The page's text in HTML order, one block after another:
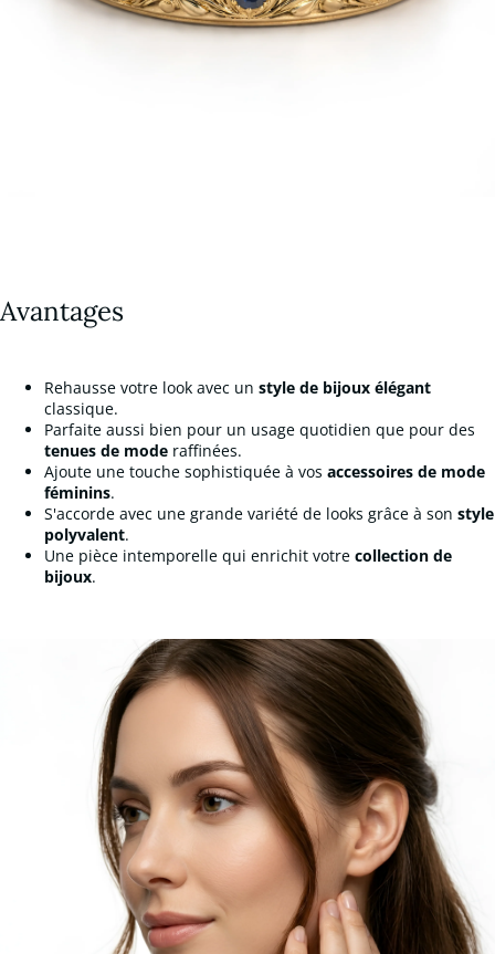
Avantages
Rehausse votre look avec un style de bijoux élégant
classique.
Parfaite aussi bien pour un usage quotidien que pour des
tenues de mode raffinées.
Ajoute une touche sophistiquée à vos accessoires de mode
féminins.
S'accorde avec une grande variété de looks grâce à son style
polyvalent.
Une pièce intemporelle qui enrichit votre collection de
bijoux.